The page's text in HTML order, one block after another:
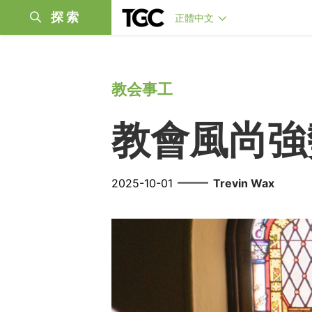
探索 正體中文
教会事工
教會風尚
2025-10-01 —— Trevin Wax